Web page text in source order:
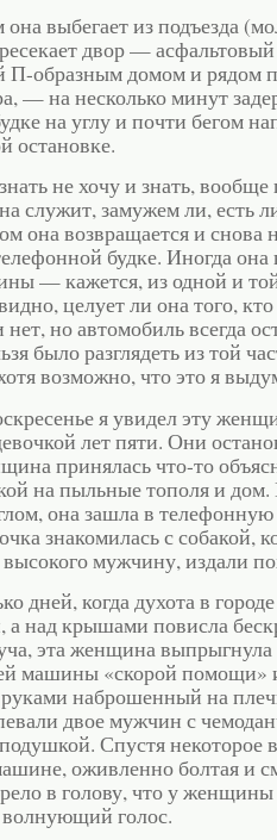
выбегает из подъезда
двор —
П-образным домом и рядом
— на несколько минут
на углу и почти бегом
остановке.
не хочу и знать, вообще
служит, замужем ли, есть
она возвращается и снова
будке. Иногда она
— кажется, из одной и
целует ли она того,
но автомобиль всегда
было разглядеть из той
возможно, что это я
я увидел эту
лет пяти. Они
принялась что-то
на пыльные тополя и
она зашла в
знакомилась с собакой,
мужчину, издали
дней, когда духота в
над крышами повисла
эта женщина выпрыгнула
машины «скорой помощи»
наброшенный на
двое мужчин с
Спустя некоторое
оживленно болтая и
в голову, что у
голос.